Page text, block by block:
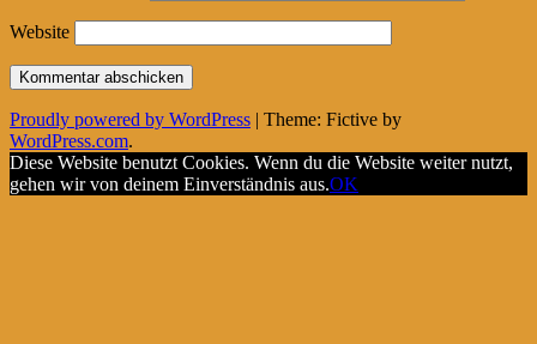
Website
Proudly powered by WordPress | Theme: Fictive by
WordPress.com.
Diese Website benutzt Cookies. Wenn du die Website weiter nutzt,
gehen wir von deinem Einverständnis aus.OK